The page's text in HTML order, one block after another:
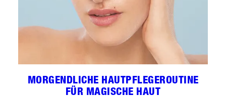
MORGENDLICHE HAUTPFLEGEROUTINE
FÜR MAGISCHE HAUT